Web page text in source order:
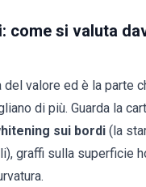
come si valuta
del valore ed è la parte
di più. Guarda la
sui bordi (la
graffi sulla superficie